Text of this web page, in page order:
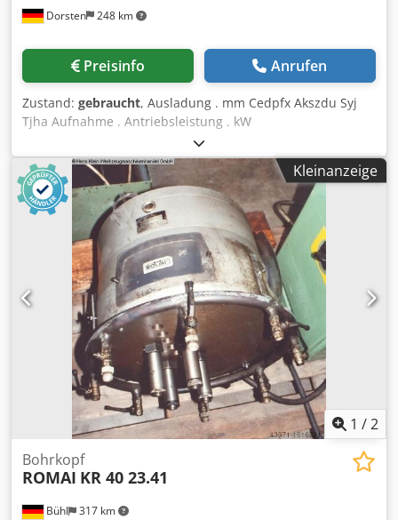
Dorsten 248 km
Preisinfo Anrufen
Zustand: gebraucht, Ausladung . mm Cedpfx Akszdu Syj
Tjha Aufnahme . Antriebsleistung . kW
Gesamtleistungsbedarf . kW Maschinengewicht ca. . t
Raumbedarf ca. . m PUN 181-187 Die techn. Daten sind
Hersteller- bzw. Betreiberangaben und daher für uns
unverbindlich. Einen Zwischenverkauf behalten wir uns
vor; es gelten ausschließlich unsere Geschäfts- und
Verkaufsbedingungen. Über uns mehr als 400 eigene
Maschinen im Lager über 15.000 m² Lagerfläche,
Krankapazität 70 t mehr als 10.000 Artikel Zubehör für Ihre
Werkstatt Sie wollen Maschinen Produktionslinien oder
Ihren Betrieb verkaufen, dann sprechen Sie uns an.
Weitere Angebote finden Sie auf unserer Webseite.
Besichtigungen sind nach Absprache möglich. Wir freuen
uns auf Ihren Besuch. Ihr Markus Hirsch Team
Kleinanzeige
1 /2
Bühl 317 km
Bohrkopf
ROMAI KR 40 23.41